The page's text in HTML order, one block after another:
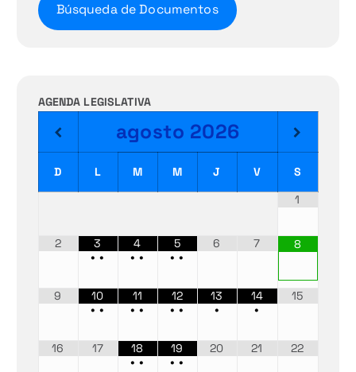
Búsqueda de Documentos
AGENDA LEGISLATIVA
agosto 2026
D L M M J V
S
1
2
3
••
4
••
5
••
6 7 8
9
10
••
11
••
12
••
13
•
14
•
15
16 17
18
••
19
••
20 21 22